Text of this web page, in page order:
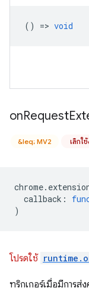
() => void
onRequest
&leq; MV2 เลิกใ
chrome.
callback :
)
โปรดใช้
ทริกเกอร์เมื่อมีการส่